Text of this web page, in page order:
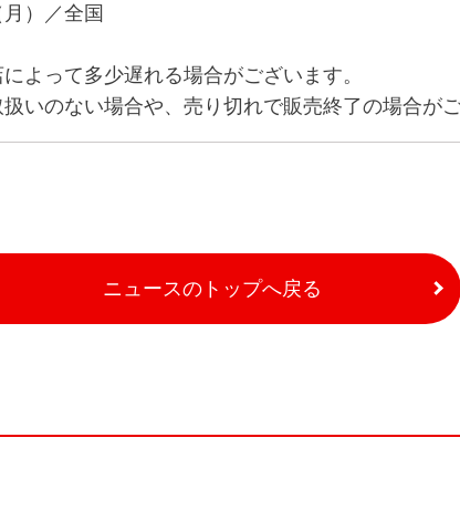
）／全国
よって多少遅れる場合がございます。
いのない場合や、売り切れで販売終了の場合がご
ニュースのトップへ戻る